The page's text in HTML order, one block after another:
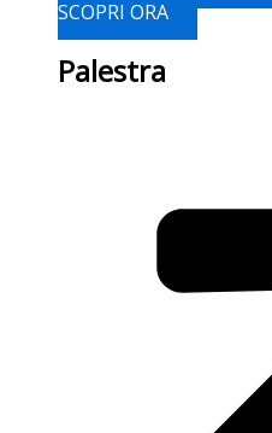
SCOPRI ORA
Palestra